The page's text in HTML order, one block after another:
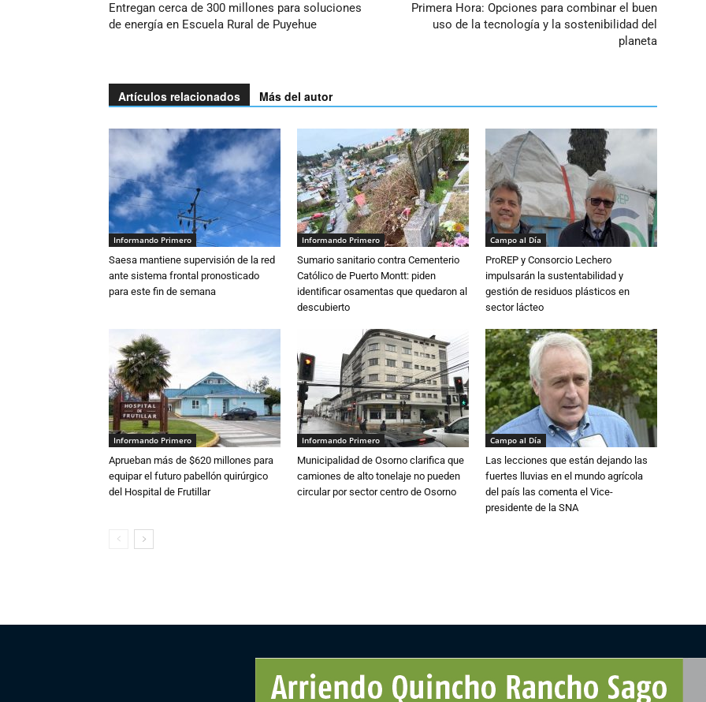
Entregan cerca de 300 millones para soluciones
de energía en Escuela Rural de Puyehue
Primera Hora: Opciones para combinar el buen
uso de la tecnología y la sostenibilidad del
planeta
Artículos relacionados Más del autor
Informando Primero
Saesa mantiene supervisión de la red
ante sistema frontal pronosticado
para este fin de semana
Informando Primero
Sumario sanitario contra Cementerio
Católico de Puerto Montt: piden
identificar osamentas que quedaron al
descubierto
Campo al Día
ProREP y Consorcio Lechero
impulsarán la sustentabilidad y
gestión de residuos plásticos en
sector lácteo
Informando Primero
Aprueban más de $620 millones para
equipar el futuro pabellón quirúrgico
del Hospital de Frutillar
Informando Primero
Municipalidad de Osorno clarifica que
camiones de alto tonelaje no pueden
circular por sector centro de Osorno
Campo al Día
Las lecciones que están dejando las
fuertes lluvias en el mundo agrícola
del país las comenta el Vice-
presidente de la SNA